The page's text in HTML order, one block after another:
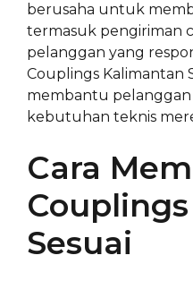
berusaha untuk
termasuk pengiriman
pelanggan yang
Couplings Kalimantan
membantu
kebutuhan teknis
Cara
Sesuai